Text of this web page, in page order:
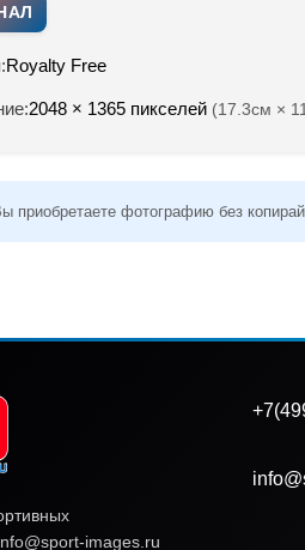
Royalty Free
2048 × 1365 пикселей (17.3см ×
приобретаете фотографию без
images.ru